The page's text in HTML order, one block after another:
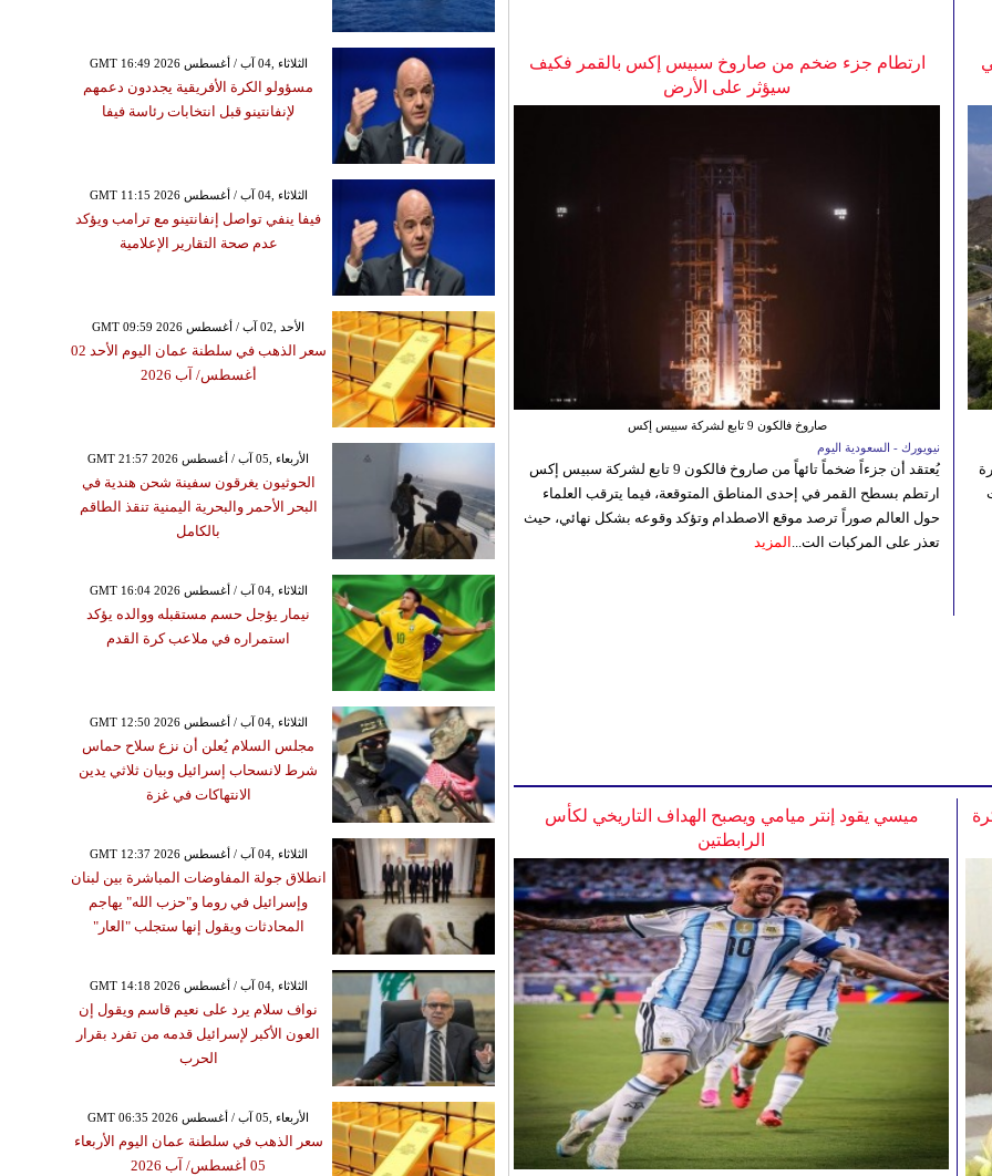
ارتطام جزء ضخم من صاروخ سبيس إكس بالقمر فكيف
سيؤثر على الأرض
صاروخ فالكون 9 تابع لشركة سبيس إكس
نيويورك - السعودية اليوم
يُعتقد أن جزءاً ضخماً تائهاً من صاروخ فالكون 9 تابع لشركة سبيس إكس
ارتطم بسطح القمر في إحدى المناطق المتوقعة، فيما يترقب العلماء
حول العالم صوراً ترصد موقع الاصطدام وتؤكد وقوعه بشكل نهائي، حيث
تعذر على المركبات الت... المزيد
ميسي يقود إنتر ميامي ويصبح الهداف التاريخي لكأس
الرابطتين
GMT 16:49 2026 الثلاثاء ,04 آب / أغسطس
مسؤولو الكرة الأفريقية يجددون دعمهم
لإنفانتينو قبل انتخابات رئاسة فيفا
GMT 11:15 2026 الثلاثاء ,04 آب / أغسطس
فيفا ينفي تواصل إنفانتينو مع ترامب ويؤكد
عدم صحة التقارير الإعلامية
GMT 09:59 2026 الأحد ,02 آب / أغسطس
سعر الذهب في سلطنة عمان اليوم الأحد 02
أغسطس/ آب 2026
GMT 21:57 2026 الأربعاء ,05 آب / أغسطس
الحوثيون يغرقون سفينة شحن هندية في
البحر الأحمر والبحرية اليمنية تنقذ الطاقم
بالكامل
GMT 16:04 2026 الثلاثاء ,04 آب / أغسطس
نيمار يؤجل حسم مستقبله ووالده يؤكد
استمراره في ملاعب كرة القدم
GMT 12:50 2026 الثلاثاء ,04 آب / أغسطس
مجلس السلام يُعلن أن نزع سلاح حماس
شرط لانسحاب إسرائيل وبيان ثلاثي يدين
الانتهاكات في غزة
GMT 12:37 2026 الثلاثاء ,04 آب / أغسطس
انطلاق جولة المفاوضات المباشرة بين لبنان
وإسرائيل في روما و"حزب الله" يهاجم
المحادثات ويقول إنها ستجلب "العار"
GMT 14:18 2026 الثلاثاء ,04 آب / أغسطس
نواف سلام يرد على نعيم قاسم ويقول إن
العون الأكبر لإسرائيل قدمه من تفرد بقرار
الحرب
GMT 06:35 2026 الأربعاء ,05 آب / أغسطس
سعر الذهب في سلطنة عمان اليوم الأربعاء
05 أغسطس/ آب 2026